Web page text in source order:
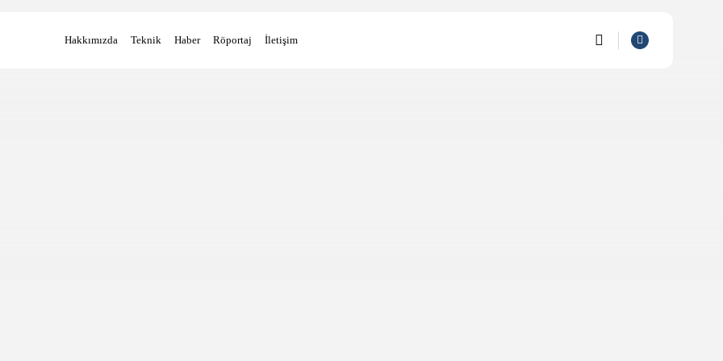
Hakkımızda Teknik Haber Röportaj İletişim